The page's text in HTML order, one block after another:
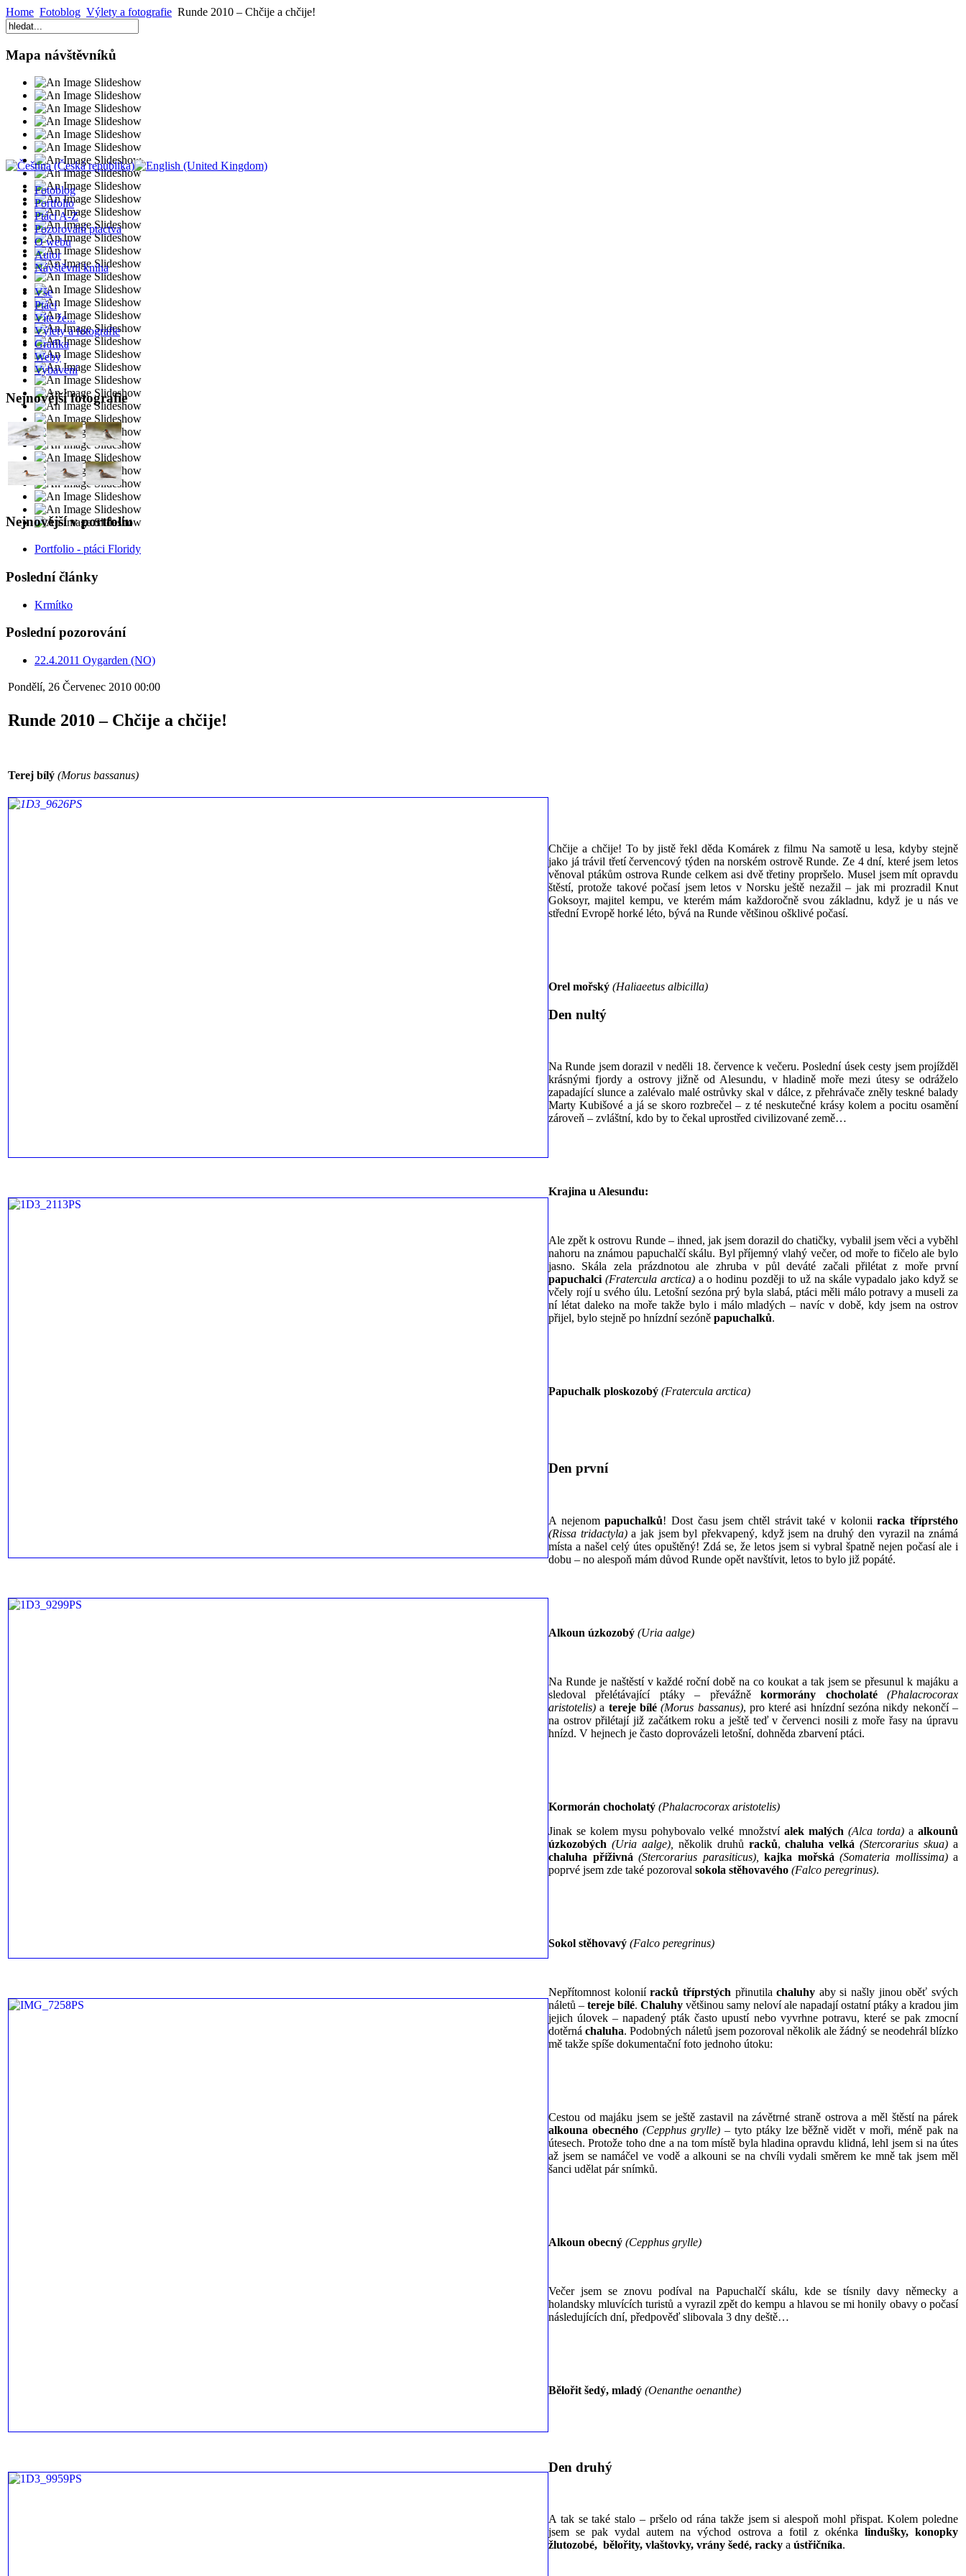
Home Fotoblog Výlety a fotografie Runde 2010 – Chčije a chčije!
Mapa návštěvníků
Fotoblog
Portfolio
Ptáci A-Z
Pozorování ptactva
O webu
Autor
Návštěvní kniha
Vše
Ptáci
Víte že...
Výlety a fotografie
Grafika
Weby
Vybavení
Nejnovější fotografie
Nejnovější v portfoliu
Portfolio - ptáci Floridy
Poslední články
Krmítko
Poslední pozorování
22.4.2011 Oygarden (NO)
Pondělí, 26 Červenec 2010 00:00
Runde 2010 – Chčije a chčije!
Terej bílý (Morus bassanus)
Chčije a chčije! To by jistě řekl děda Komárek z filmu Na samotě u lesa, kdyby stejně
jako já trávil třetí červencový týden na norském ostrově Runde. Ze 4 dní, které jsem letos
věnoval ptákům ostrova Runde celkem asi dvě třetiny propršelo. Musel jsem mít opravdu
štěstí, protože takové počasí jsem letos v Norsku ještě nezažil – jak mi prozradil Knut
Goksoyr, majitel kempu, ve kterém mám každoročně svou základnu, když je u nás ve
střední Evropě horké léto, bývá na Runde většinou ošklivé počasí.
Orel mořský (Haliaeetus albicilla)
Den nultý
Na Runde jsem dorazil v neděli 18. července k večeru. Poslední úsek cesty jsem projížděl
krásnými fjordy a ostrovy jižně od Alesundu, v hladině moře mezi útesy se odráželo
zapadající slunce a zalévalo malé ostrůvky skal v dálce, z přehrávače zněly teskné balady
Marty Kubišové a já se skoro rozbrečel – z té neskutečné krásy kolem a pocitu osamění
zároveň – zvláštní, kdo by to čekal uprostřed civilizované země…
Krajina u Alesundu:
Ale zpět k ostrovu Runde – ihned, jak jsem dorazil do chatičky, vybalil jsem věci a vyběhl
nahoru na známou papuchalčí skálu. Byl příjemný vlahý večer, od moře to fičelo ale bylo
jasno. Skála zela prázdnotou ale zhruba v půl deváté začali přilétat z moře první
papuchalci (Fratercula arctica)a o hodinu později to už na skále vypadalo jako když se
včely rojí u svého úlu. Letošní sezóna prý byla slabá, ptáci měli málo potravy a museli za
ní létat daleko na moře takže bylo i málo mladých – navíc v době, kdy jsem na ostrov
přijel, bylo stejně po hnízdní sezóně papuchalků.
Papuchalk ploskozobý (Fratercula arctica)
Den první
A nejenompapuchalků! Dost času jsem chtěl strávit také v koloniiracka tříprstého
(Rissa tridactyla)a jak jsem byl překvapený, když jsem na druhý den vyrazil na známá
místa a našel celý útes opuštěný! Zdá se, že letos jsem si vybral špatně nejen počasí ale i
dobu – no alespoň mám důvod Runde opět navštívit, letos to bylo již popáté.
Alkoun úzkozobý (Uria aalge)
Na Runde je naštěstí v každé roční době na co koukat a tak jsem se přesunul k majáku a
sledoval přelétávající ptáky – převážněkormorány chocholaté
(Phalacrocorax
aristotelis) a tereje bílé (Morus bassanus), pro které asi hnízdní sezóna nikdy nekončí –
na ostrov přilétají již začátkem roku a ještě teď v červenci nosili z moře řasy na úpravu
hnízd. V hejnech je často doprovázeli letošní, dohněda zbarvení ptáci.
Kormorán chocholatý (Phalacrocorax aristotelis)
Jinak se kolem mysu pohybovalo velké množství alek malých (Alca torda)aalkounů
úzkozobých (Uria aalge), několik druhů racků,chaluha velká (Stercorarius skua) a
chaluha příživná (Stercorarius parasiticus), kajka mořská (Somateria mollissima)a
poprvé jsem zde také pozoroval sokola stěhovavého (Falco peregrinus).
Sokol stěhovavý (Falco peregrinus)
Nepřítomnost koloniíracků tříprstých přinutilachaluhy aby si našly jinou oběť svých
náletů – tereje bílé. Chaluhy většinou samy neloví ale napadají ostatní ptáky a kradou jim
jejich úlovek – napadený pták často upustí nebo vyvrhne potravu, které se pak zmocní
dotěrnáchaluha. Podobných náletů jsem pozoroval několik ale žádný se neodehrál blízko
mě takže spíše dokumentační foto jednoho útoku:
Cestou od majáku jsem se ještě zastavil na závětrné straně ostrova a měl štěstí na párek
alkouna obecného (Cepphus grylle)– tyto ptáky lze běžně vidět v moři, méně pak na
útesech. Protože toho dne a na tom místě byla hladina opravdu klidná, lehl jsem si na útes
až jsem se namáčel ve vodě a alkouni se na chvíli vydali směrem ke mně tak jsem měl
šanci udělat pár snímků.
Alkoun obecný (Cepphus grylle)
Večer jsem se znovu podíval na Papuchalčí skálu, kde se tísnily davy německy a
holandsky mluvících turistů a vyrazil zpět do kempu a hlavou se mi honily obavy o počasí
následujících dní, předpověď slibovala 3 dny deště…
Bělořit šedý, mladý (Oenanthe oenanthe)
Den druhý
A tak se také stalo – pršelo od rána takže jsem si alespoň mohl přispat. Kolem poledne
jsem se pak vydal autem na východ ostrova a fotil z okénka lindušky, konopky
žlutozobé, bělořity, vlaštovky, vrány šedé, racky a ústřičníka.